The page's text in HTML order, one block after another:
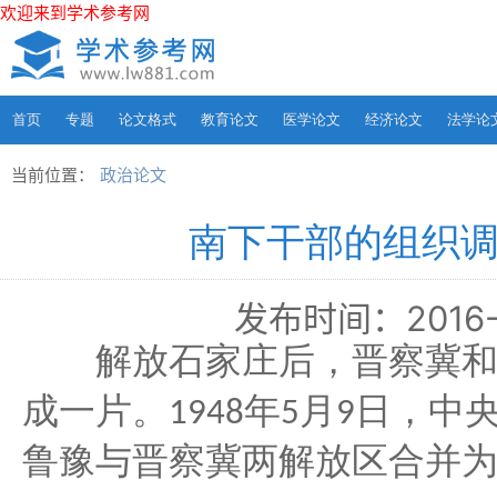
欢迎来到学术参考网
首页 专题 论文格式 教育论文 医学论文 经济论文 法学论
当前位置： 政治论文
南下干部的组织
发布时间：
解放石家庄后，晋察冀和
成一片。 1948年5 月 9 日，中
鲁豫与晋察冀两解放区合并